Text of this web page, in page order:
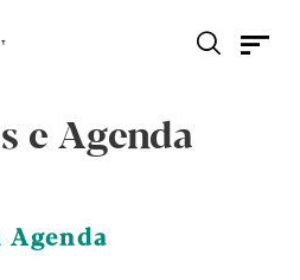
e Agenda
Agenda